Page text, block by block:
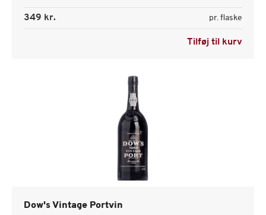
349 kr. pr. flaske
Tilføj til kurv
Dow's Vintage Portvin